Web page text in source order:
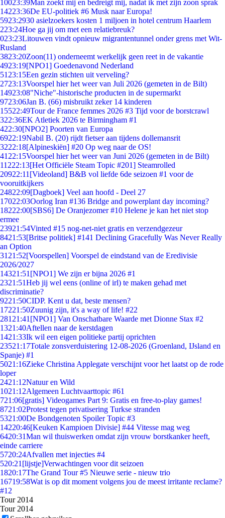
10023:39Man zoekt mij en bedreigt mij, nadat ik met zijn zoon sprak
14223:36De EU-politiek #6 Musk naar Europa!
5923:2930 asielzoekers kosten 1 miljoen in hotel centrum Haarlem
223:24Hoe ga jij om met een relatiebreuk?
023:23Litouwen vindt opnieuw migrantentunnel onder grens met Wit-
Rusland
3823:20Zoon(11) onderneemt werkelijk geen reet in de vakantie
4923:19[NPO1] Goedenavond Nederland
51 23:15Een gezin stichten uit verveling?
2723:13Voorspel hier het weer van Juli 2026 (gemeten in de Bilt)
14923:08"Niche"-historische producten in de supermarkt
9723:06Jan B. (66) misbruikt zeker 14 kinderen
15522:49Tour de France femmes 2026 #3 Tijd voor de borstcrawl
322:36EK Atletiek 2026 te Birmingham #1
422:30[NPO2] Poorten van Europa
6922:19Nabil B. (20) rijdt fietser aan tijdens dollemansrit
3222:18[Alpineskiën] #20 Op weg naar de OS!
41 22:15Voorspel hier het weer van Juni 2026 (gemeten in de Bilt)
11222:13[Het Officiële Steam Topic #201] Steamrolled
20922:11 [Videoland] B&B vol liefde 6de seizoen #1 voor de
vooruitkijkers
24822:09[Dagboek] Veel aan hoofd - Deel 27
17022:03Oorlog Iran #136 Bridge and powerplant day incoming?
18222:00[SBS6] De Oranjezomer #10 Helene je kan het niet stop
ermee
23921:54Vinted #15 nog-net-niet gratis en verzendgezeur
8421:53[Britse politiek] #141 Declining Gracefully Was Never Really
an Option
31 21:52[Voorspellen] Voorspel de eindstand van de Eredivisie
2026/2027
14321:51 [NPO1] We zijn er bijna 2026 #1
2321:51Heb jij wel eens (online of irl) te maken gehad met
discriminatie?
9221:50CIDP. Kent u dat, beste mensen?
17221:50Zuunig zijn, it's a way of life! #22
281 21:41 [NPO1] Van Onschatbare Waarde met Dionne Stax #2
1321:40Aftellen naar de kerstdagen
1421:33Ik wil een eigen politieke partij oprichten
23521:17Totale zonsverduistering 12-08-2026 (Groenland, IJsland en
Spanje) #1
5021:16Zieke Christina Applegate verschijnt voor het laatst op de rode
loper
2421:12Natuur en Wild
1021:12Algemeen Luchtvaarttopic #61
721:06[gratis] Videogames Part 9: Gratis en free-to-play games!
8721:02Protest tegen privatisering Turkse stranden
5321:00De Bondgenoten Spoiler Topic #3
14220:46[Keuken Kampioen Divisie] #44 Vitesse mag weg
6420:31Man wil thuiswerken omdat zijn vrouw borstkanker heeft,
einde carriere
5720:24Afvallen met injecties #4
520:21 [lijstje]Verwachtingen voor dit seizoen
1820:17The Grand Tour #5 Nieuwe serie - nieuw trio
16719:58Wat is op dit moment volgens jou de meest irritante reclame?
#12
Tour 2014
Tour 2014